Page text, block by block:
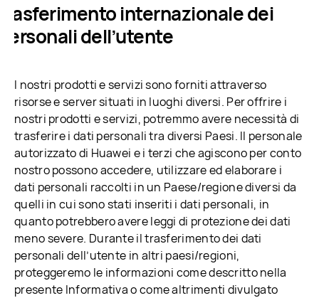
internazionale dei
dell’utente
I nostri prodotti e servizi sono forniti attraverso
risorse e server situati in luoghi diversi. Per offrire i
nostri prodotti e servizi, potremmo avere necessità di
trasferire i dati personali tra diversi Paesi. Il personale
autorizzato di Huawei e i terzi che agiscono per conto
nostro possono accedere, utilizzare ed elaborare i
dati personali raccolti in un Paese/regione diversi da
quelli in cui sono stati inseriti i dati personali, in
quanto potrebbero avere leggi di protezione dei dati
meno severe. Durante il trasferimento dei dati
personali dell’utente in altri paesi/regioni,
proteggeremo le informazioni come descritto nella
presente Informativa o come altrimenti divulgato